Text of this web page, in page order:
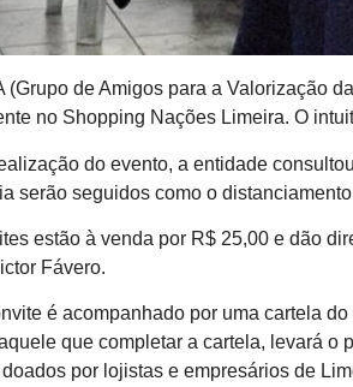
(Grupo de Amigos para a Valorização
no Shopping Nações Limeira. O
do evento, a entidade
serão seguidos como o
estão à venda por R$ 25,00 e dão
Fávero.
é acompanhado por uma cartela
que completar a cartela, levará o
por lojistas e empresários de